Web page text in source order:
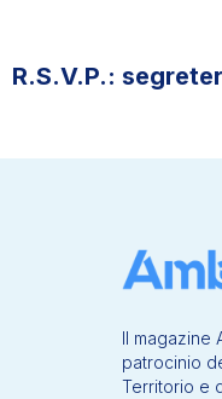
R.S.V.P.:
Il magazine
patrocinio
Territorio e